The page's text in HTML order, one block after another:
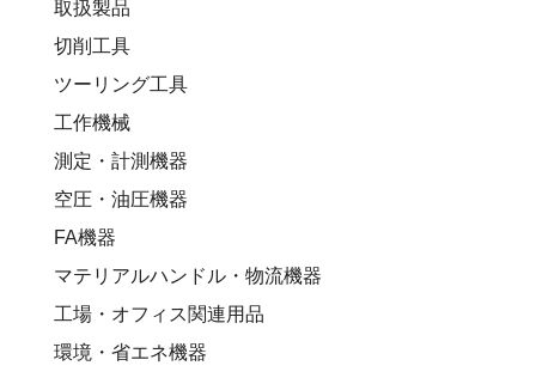
取扱製品
切削工具
ツーリング工具
工作機械
測定・計測機器
空圧・油圧機器
FA機器
マテリアルハンドル・物流機器
工場・オフィス関連用品
環境・省エネ機器